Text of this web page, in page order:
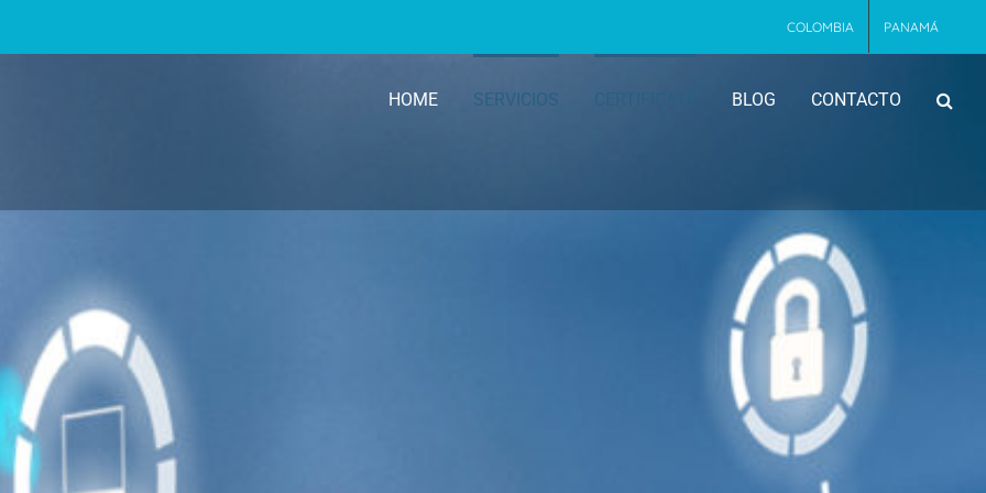
COLOMBIA PANAMÁ
HOME SERVICIOS BLOG CONTACTO